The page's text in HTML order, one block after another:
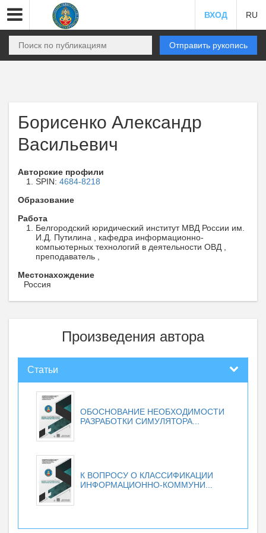
ВХОД RU
Отправить рукопись
Борисенко Александр
Васильевич
Авторские профили
SPIN: 4684-8218
Образование
Работа
Белгородский юридический институт МВД России им.
И.Д. Путилина , кафедра информационно-
компьютерных технологий в деятельности ОВД ,
преподаватель ,
Местонахождение
Россия
Произведения автора
Статьи
ОБОСНОВАНИЕ НЕОБХОДИМОСТИ
РАЗРАБОТКИ СИМУЛЯТОРА...
К ВОПРОСУ О КЛАССИФИКАЦИИ
ИНФОРМАЦИОННО-КОММУНИ...